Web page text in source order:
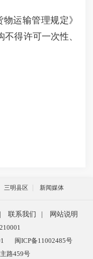
运输管理规定》
得许可一次性、
三明县区 新闻媒体
联系我们
网站说明
闽ICP备11002485号
路459号